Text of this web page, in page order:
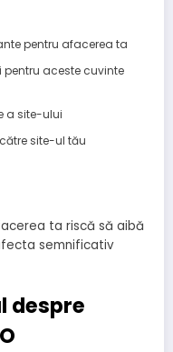
pentru afacerea ta
aceste cuvinte
a site-ului
site-ul tău
ta riscă să aibă
semnificativ
despre